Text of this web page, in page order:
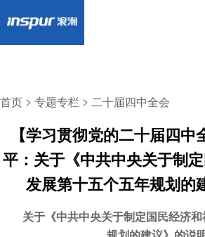
首页 > 专题专栏 > 二十届四中全会
【学习贯彻党的二十届四
平：关于《中共中央关于制
发展第十五个五年规划的
关于《中共中央关于制定国民经济